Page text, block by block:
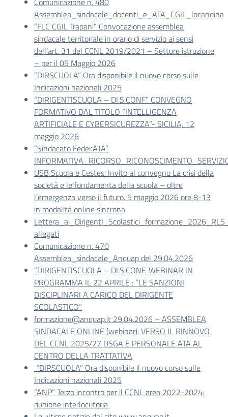
Assemblea_sindacale_docenti_e_ATA_CGIL_locandina
“FLC CGIL Trapani” Convocazione assemblea
sindacale territoriale in orario di servizio ai sensi
dell’art. 31 del CCNL 2019/2021 – Settore istruzione
– per il 05 Maggio 2026
“DIRSCUOLA” Ora disponibile il nuovo corso sulle
Indicazioni nazionali 2025
“DIRIGENTISCUOLA – DI.S.CONF.” CONVEGNO
FORMATIVO DAL TITOLO “INTELLIGENZA
ARTIFICIALE E CYBERSICUREZZA”- SICILIA, 12
maggio 2026
“Sindacato Feder.ATA”
USB Scuola e Cestes: Invito al convegno La crisi della
società e le fondamenta della scuola – oltre
l’emergenza verso il futuro. 5 maggio 2026 ore 8-13
in modalità online sincrona
allegati
Comunicazione n. 470
Assemblea_sindacale_Anquap del 29.04.2026
“DIRIGENTISCUOLA – DI.S.CONF. WEBINAR IN
PROGRAMMA IL 22 APRILE : “LE SANZIONI
DISCIPLINARI A CARICO DEL DIRIGENTE
SCOLASTICO”
formazione@anquap.it 29.04.2026 – ASSEMBLEA
SINDACALE ONLINE (webinar): VERSO IL RINNOVO
DEL CCNL 2025/27 DSGA E PERSONALE ATA AL
CENTRO DELLA TRATTATIVA
“DIRSCUOLA” Ora disponibile il nuovo corso sulle
Indicazioni nazionali 2025
“ANP” Terzo incontro per il CCNL area 2022-2024:
riunione interlocutoria